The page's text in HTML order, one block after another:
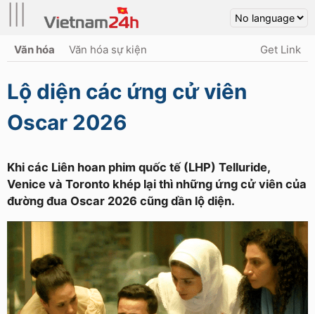
Văn hóa Văn hóa sự kiện Get Link
Lộ diện các ứng cử viên
Oscar 2026
Khi các Liên hoan phim quốc tế (LHP) Telluride,
Venice và Toronto khép lại thì những ứng cử viên của
đường đua Oscar 2026 cũng dần lộ diện.